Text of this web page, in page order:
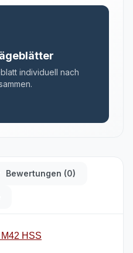
individuell nach
Bewertungen (0)
HSS